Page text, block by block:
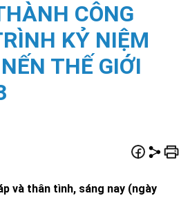
CÔNG
KỶ NIỆM
THẾ GIỚI
và thân tình, sáng nay (ngày